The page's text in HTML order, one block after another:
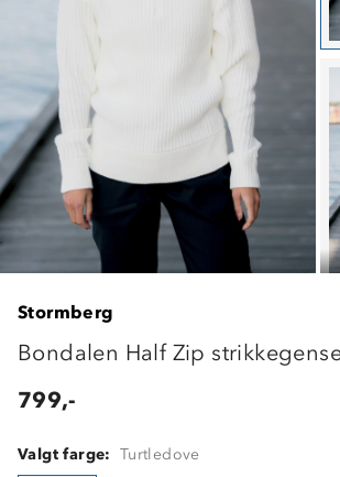
Stormberg
Bondalen Half Zip
799,-
Valgt farge: Turtledove